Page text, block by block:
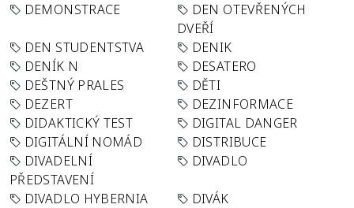
DEMONSTRACE
DEN OTEVŘENÝCH
DVEŘÍ
DEN STUDENTSTVA
DENIK
DENÍK N
DESATERO
DEŠTNÝ PRALES
DĚTI
DEZERT
DEZINFORMACE
DIDAKTICKÝ TEST
DIGITAL DANGER
DIGITÁLNÍ NOMÁD
DISTRIBUCE
DIVADELNÍ
PŘEDSTAVENÍ
DIVADLO
DIVADLO HYBERNIA
DIVÁK